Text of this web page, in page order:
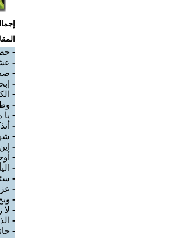
-
-
-
-
-
-
-
-
-
-
-
-
-
-
-
-
-
-